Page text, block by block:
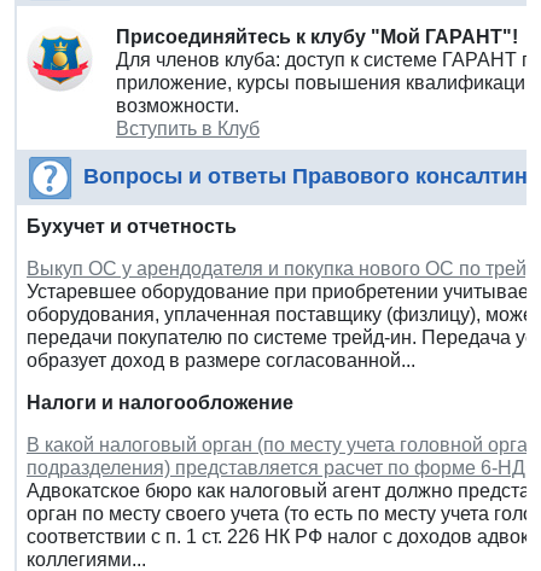
Присоединяйтесь к клубу "Мой ГАРАНТ"!
Для членов клуба: доступ к системе ГАРАНТ
приложение, курсы повышения квалификации
возможности.
Вступить в Клуб
Вопросы и ответы Правового
Бухучет и отчетность
Выкуп ОС у арендодателя и покупка нового ОС по
Устаревшее оборудование при приобретении
оборудования, уплаченная поставщику (физлицу),
передачи покупателю по системе трейд-ин. Передача
образует доход в размере согласованной...
Налоги и налогообложение
В какой налоговый орган (по месту учета головной
подразделения) представляется расчет по форме 6-
Адвокатское бюро как налоговый агент должно
орган по месту своего учета (то есть по месту учета
соответствии с п. 1 ст. 226 НК РФ налог с доходов
коллегиями...